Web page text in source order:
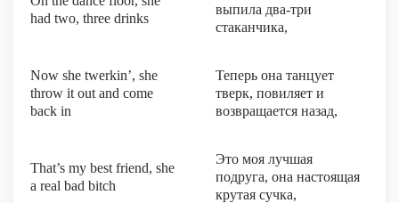
had two, three drinks
выпила два-три
стаканчика,
Now she twerkin’, she
throw it out and come
back in
Теперь она танцует
тверк, повиляет и
возвращается назад,
That’s my best friend, she
a real bad bitch
Это моя лучшая
подруга, она настоящая
крутая сучка,